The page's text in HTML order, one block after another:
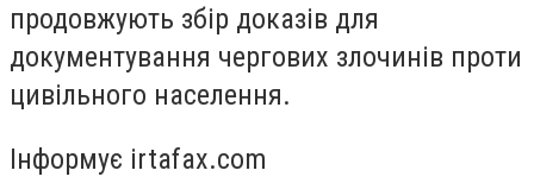
продовжують збір доказів для
документування чергових злочинів проти
цивільного населення.
Інформує irtafax.com